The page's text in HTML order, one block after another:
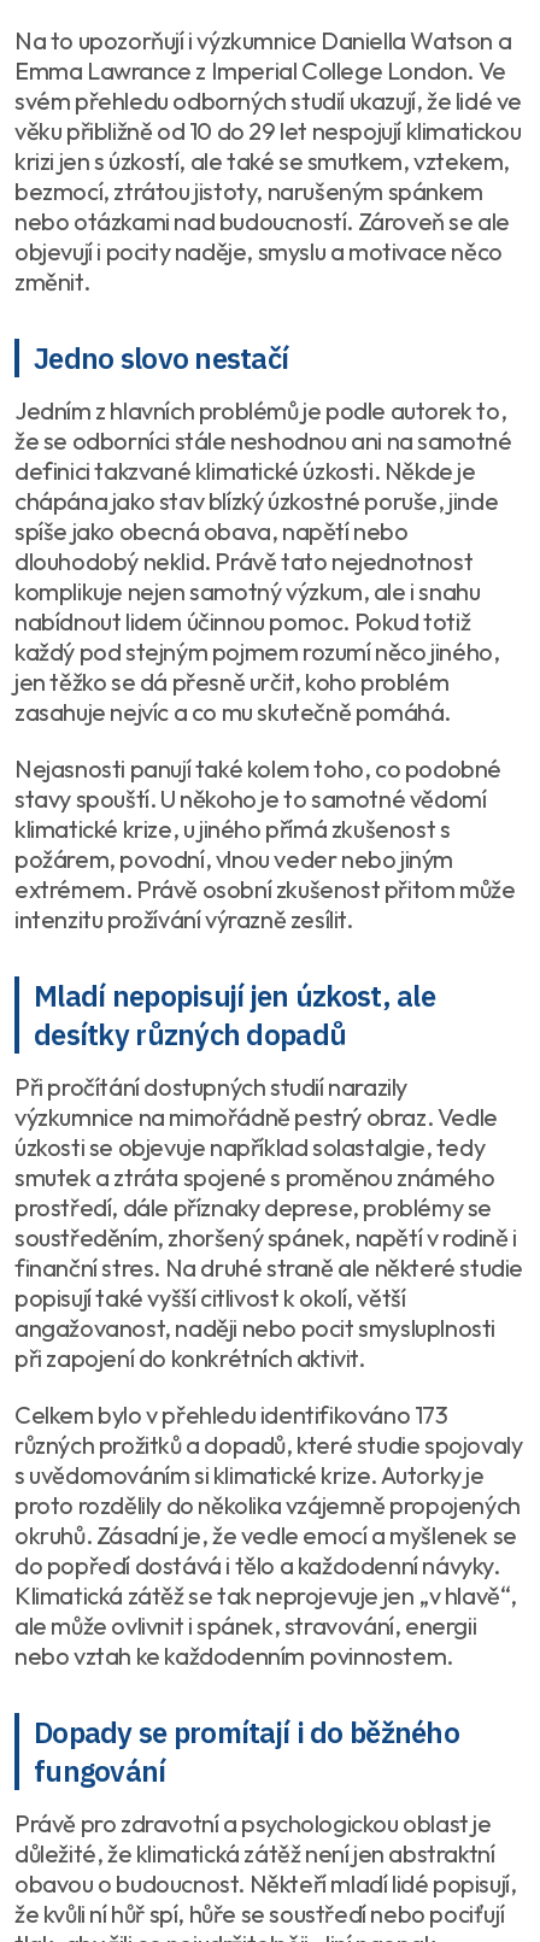
Na to upozorňují i výzkumnice Daniella Watson a
Emma Lawrance z Imperial College London. Ve
svém přehledu odborných studií ukazují, že lidé ve
věku přibližně od 10 do 29 let nespojují klimatickou
krizi jen s úzkostí, ale také se smutkem, vztekem,
bezmocí, ztrátou jistoty, narušeným spánkem
nebo otázkami nad budoucností. Zároveň se ale
objevují i pocity naděje, smyslu a motivace něco
změnit.
Jedno slovo nestačí
Jedním z hlavních problémů je podle autorek to,
že se odborníci stále neshodnou ani na samotné
definici takzvané klimatické úzkosti. Někde je
chápána jako stav blízký úzkostné poruše, jinde
spíše jako obecná obava, napětí nebo
dlouhodobý neklid. Právě tato nejednotnost
komplikuje nejen samotný výzkum, ale i snahu
nabídnout lidem účinnou pomoc. Pokud totiž
každý pod stejným pojmem rozumí něco jiného,
jen těžko se dá přesně určit, koho problém
zasahuje nejvíc a co mu skutečně pomáhá.
Nejasnosti panují také kolem toho, co podobné
stavy spouští. U někoho je to samotné vědomí
klimatické krize, u jiného přímá zkušenost s
požárem, povodní, vlnou veder nebo jiným
extrémem. Právě osobní zkušenost přitom může
intenzitu prožívání výrazně zesílit.
Mladí nepopisují jen úzkost, ale
desítky různých dopadů
Při pročítání dostupných studií narazily
výzkumnice na mimořádně pestrý obraz. Vedle
úzkosti se objevuje například solastalgie, tedy
smutek a ztráta spojené s proměnou známého
prostředí, dále příznaky deprese, problémy se
soustředěním, zhoršený spánek, napětí v rodině i
finanční stres. Na druhé straně ale některé studie
popisují také vyšší citlivost k okolí, větší
angažovanost, naději nebo pocit smysluplnosti
při zapojení do konkrétních aktivit.
Celkem bylo v přehledu identifikováno 173
různých prožitků a dopadů, které studie spojovaly
s uvědomováním si klimatické krize. Autorky je
proto rozdělily do několika vzájemně propojených
okruhů. Zásadní je, že vedle emocí a myšlenek se
do popředí dostává i tělo a každodenní návyky.
Klimatická zátěž se tak neprojevuje jen „v hlavě“,
ale může ovlivnit i spánek, stravování, energii
nebo vztah ke každodenním povinnostem.
Dopady se promítají i do běžného
fungování
Právě pro zdravotní a psychologickou oblast je
důležité, že klimatická zátěž není jen abstraktní
obavou o budoucnost. Někteří mladí lidé popisují,
že kvůli ní hůř spí, hůře se soustředí nebo pociťují